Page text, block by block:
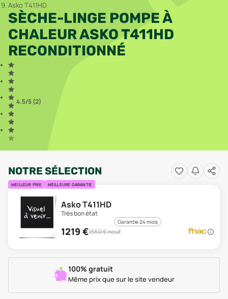
Asko T411HD
SÈCHE-LINGE POMPE À
CHALEUR ASKO T411HD
RECONDITIONNÉ
4.5/5 (2)
NOTRE SÉLECTION
MEILLEUR PRIX MEILLEURE GARANTIE
Asko T411HD
Très bon état
Garantie 24 mois
1219 €1550€ neuf
100% gratuit
Même prix que sur le site vendeur